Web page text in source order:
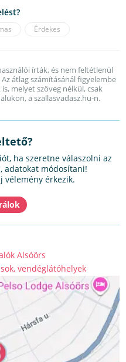
Érdekes
írták, és nem feltétlenül
átlag számításánál figyelembe
melyet szöveg nélkül, csak
a szallasvadasz.hu-n.
ha szeretne válaszolni az
adatokat módosítani!
vélemény érkezik.
Alsóörs
vendéglátóhelyek